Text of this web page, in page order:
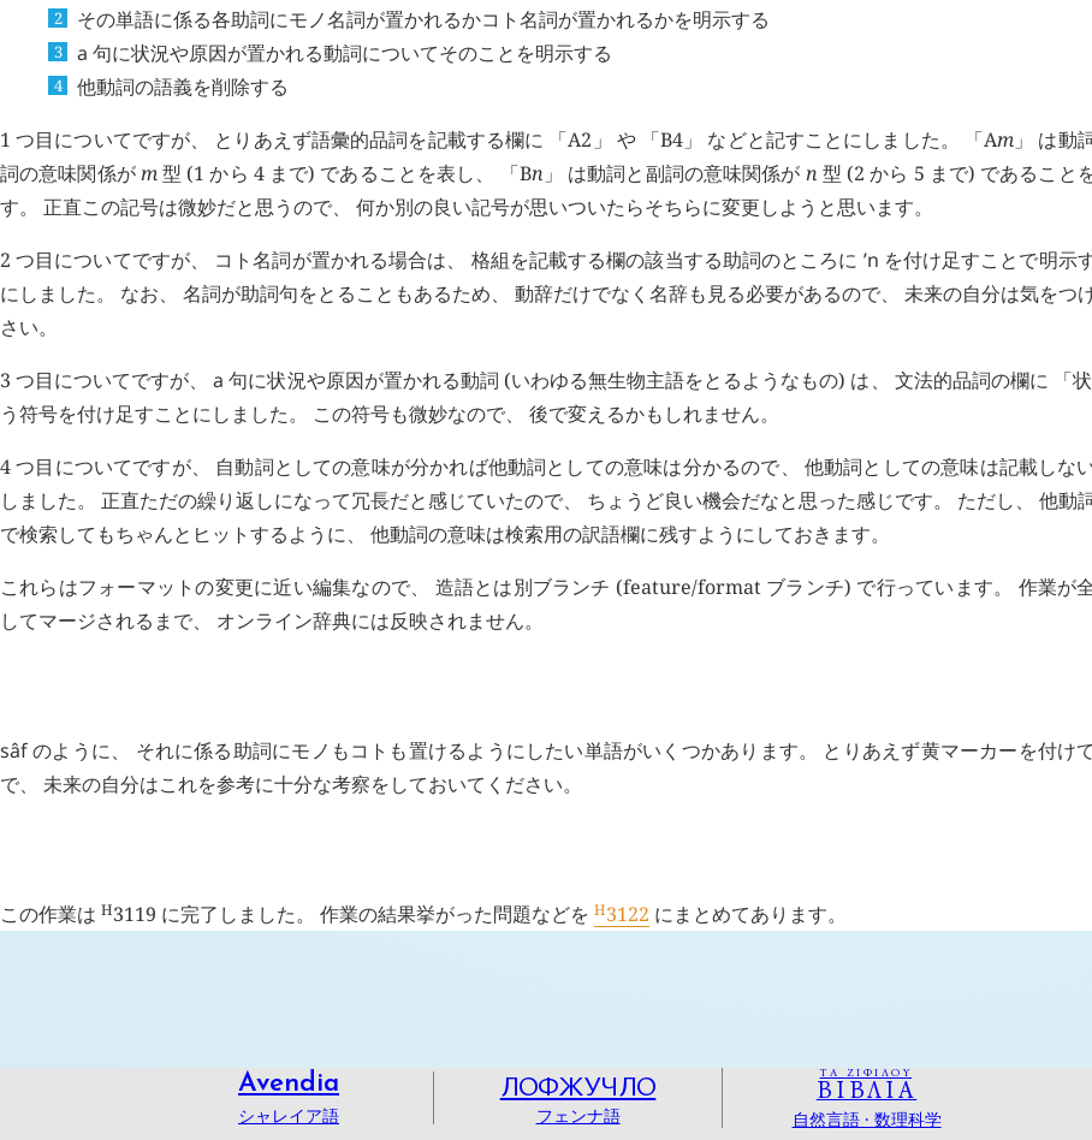
その単語に係る各助詞にモノ名詞が置かれるかコト名詞が置かれるかを明示する
a 句に状況や原因が置かれる動詞についてそのことを明示する
他動詞の語義を削除する
1 つ目についてですが、 とりあえず語彙的品詞を記載する欄に 「A2」 や 「B4」 などと記すことにしました。 「Am 」 は動
詞の意味関係がm型 (1 から 4 まで) であることを表し、 「Bn 」 は動詞と副詞の意味関係が n 型 (2 から 5 まで) であること
す。 正直この記号は微妙だと思うので、 何か別の良い記号が思いついたらそちらに変更しようと思います。
2 つ目についてですが、 コト名詞が置かれる場合は、 格組を記載する欄の該当する助詞のところに ’n を付け足すことで明示
にしました。 なお、 名詞が助詞句をとることもあるため、 動辞だけでなく名辞も見る必要があるので、 未来の自分は気をつ
さい。
3 つ目についてですが、a 句に状況や原因が置かれる動詞 (いわゆる無生物主語をとるようなもの) は、 文法的品詞の欄に 「
う符号を付け足すことにしました。 この符号も微妙なので、 後で変えるかもしれません。
4 つ目についてですが、 自動詞としての意味が分かれば他動詞としての意味は分かるので、 他動詞としての意味は記載しな
しました。 正直ただの繰り返しになって冗長だと感じていたので、 ちょうど良い機会だなと思った感じです。 ただし、 他動
で検索してもちゃんとヒットするように、 他動詞の意味は検索用の訳語欄に残すようにしておきます。
これらはフォーマットの変更に近い編集なので、 造語とは別ブランチ (feature/format ブランチ) で行っています。 作業が
してマージされるまで、 オンライン辞典には反映されません。
sâfのように、 それに係る助詞にモノもコトも置けるようにしたい単語がいくつかあります。 とりあえず黄マーカーを付け
で、 未来の自分はこれを参考に十分な考察をしておいてください。
この作業は H3119 に完了しました。 作業の結果挙がった問題などを H3122 にまとめてあります。
Avendia
シャレイア語
ЛОФЖУЧЛО
フェンナ語
ΤΑ ΖΙΦΙΛΟΥ
ΒΙΒΛΙΑ
自然言語 · 数理科学